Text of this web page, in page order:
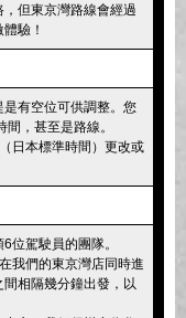
但東京灣路線會經過
驗！
有空位可供調整。您
，甚至是路線。
日本標準時間）更改或
位駕駛員的團隊。
我們的東京灣店同時進
相隔幾分鐘出發，以